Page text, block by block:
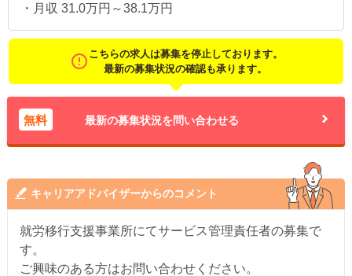
・月収 31.0万円～38.1万円
こちらの求人は募集を停止しております。
最新の募集状況の確認も承ります。
無料 最新の募集状況を問い合わせる
キャリアアドバイザーからのコメント
就労移行支援事業所にてサービス管理責任者の募集で
す。
ご興味のある方はお問い合わせください。